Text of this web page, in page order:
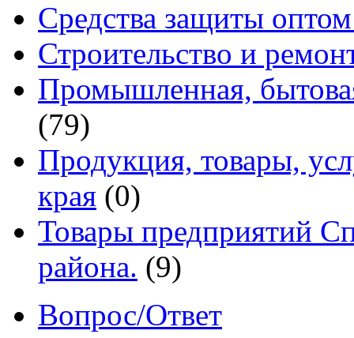
Средства защиты
Строительство и
Промышленная,
(79)
Продукция, товары,
края (0)
Товары предприятий
района. (9)
Вопрос/Ответ